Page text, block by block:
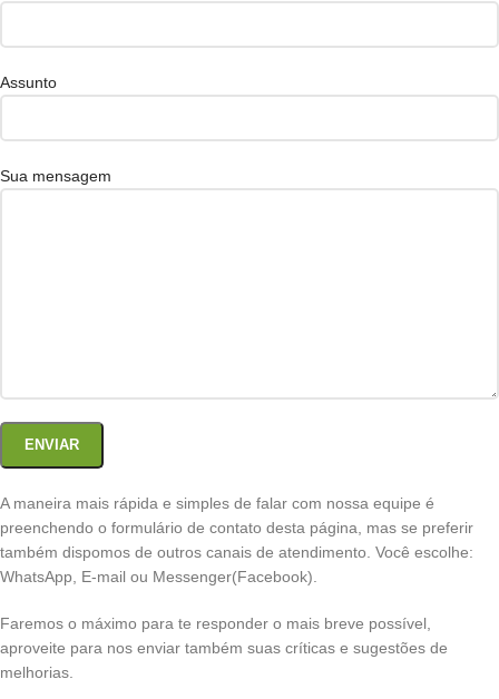
Assunto
Sua mensagem
A maneira mais rápida e simples de falar com nossa equipe é
preenchendo o formulário de contato desta página, mas se preferir
também dispomos de outros canais de atendimento. Você escolhe:
WhatsApp, E-mail ou Messenger(Facebook).
Faremos o máximo para te responder o mais breve possível,
aproveite para nos enviar também suas críticas e sugestões de
melhorias.